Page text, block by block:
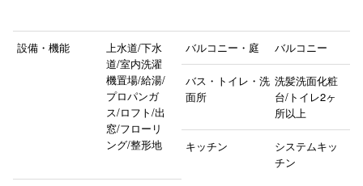
設備・機能
上水道/下水
道/室内洗濯
機置場/給湯/
プロパンガ
ス/ロフト/出
窓/フローリ
ング/整形地
バルコニー・庭 バルコニー
バス・トイレ・洗
面所
洗髪洗面化粧
台/トイレ2ヶ
所以上
キッチン
システムキッ
チン